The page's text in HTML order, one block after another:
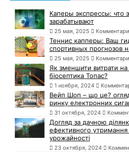
Каперы экспрессы: что
зарабатывают
25 мая, 2025
Теннис капперы: Ваш
спортивных прогнозов
25 мая, 2025
Як зменшити витрати на
біосептика Топас?
1 ноября, 2024
Вейп Шоп – що це?
ринку електронних
31 октября, 2024
Догляд за дачною
ефективного
урожайності
23 октября, 2024